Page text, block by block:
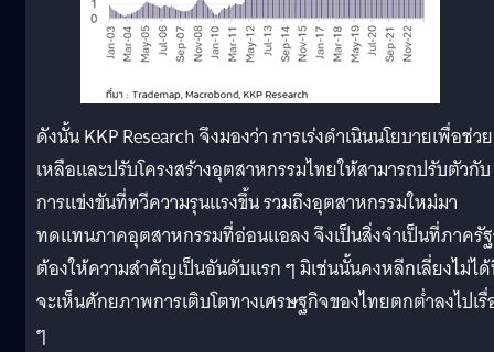
ดังนั้น KKP Research จึงมองว่า การเร่งดำเนินนโยบายเพื่อช่วย
เหลือและปรับโครงสร้างอุตสาหกรรมไทยให้สามารถปรับตัวกับ
การแข่งขันที่ทวีความรุนแรงขึ้น รวมถึงอุตสาหกรรมใหม่มา
ทดแทนภาคอุตสาหกรรมที่อ่อนแอลง จึงเป็นสิ่งจำเป็นที่ภาครั
ต้องให้ความสำคัญเป็นอันดับแรก ๆ มิเช่นนั้นคงหลีกเลี่ยงไม่ไ
จะเห็นศักยภาพการเติบโตทางเศรษฐกิจของไทยตกต่ำลงไปเ
ๆ